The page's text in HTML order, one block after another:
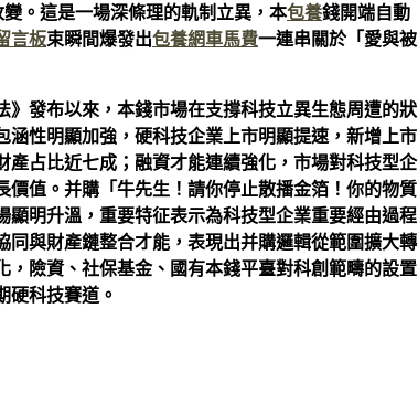
變。這是一場深條理的軌制立異，本包養錢開端自動
言板束瞬間爆發出包養網車馬費一連串關於「愛與被
發布以來，本錢市場在支撐科技立異生態周遭的狀
涵性明顯加強，硬科技企業上市明顯提速，新增上市
占比近七成；融資才能連續強化，市場對科技型企
值。并購「牛先生！請你停止散播金箔！你的物質
明升溫，重要特征表示為科技型企業重要經由過程
與財產鏈整合才能，表現出并購邏輯從範圍擴大轉
險資、社保基金、國有本錢平臺對科創範疇的設置
硬科技賽道。